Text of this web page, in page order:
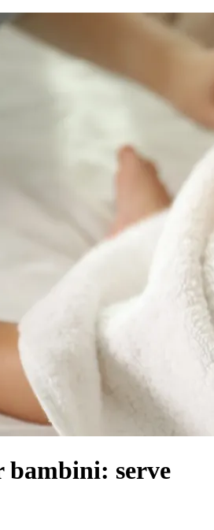
bambini: serve